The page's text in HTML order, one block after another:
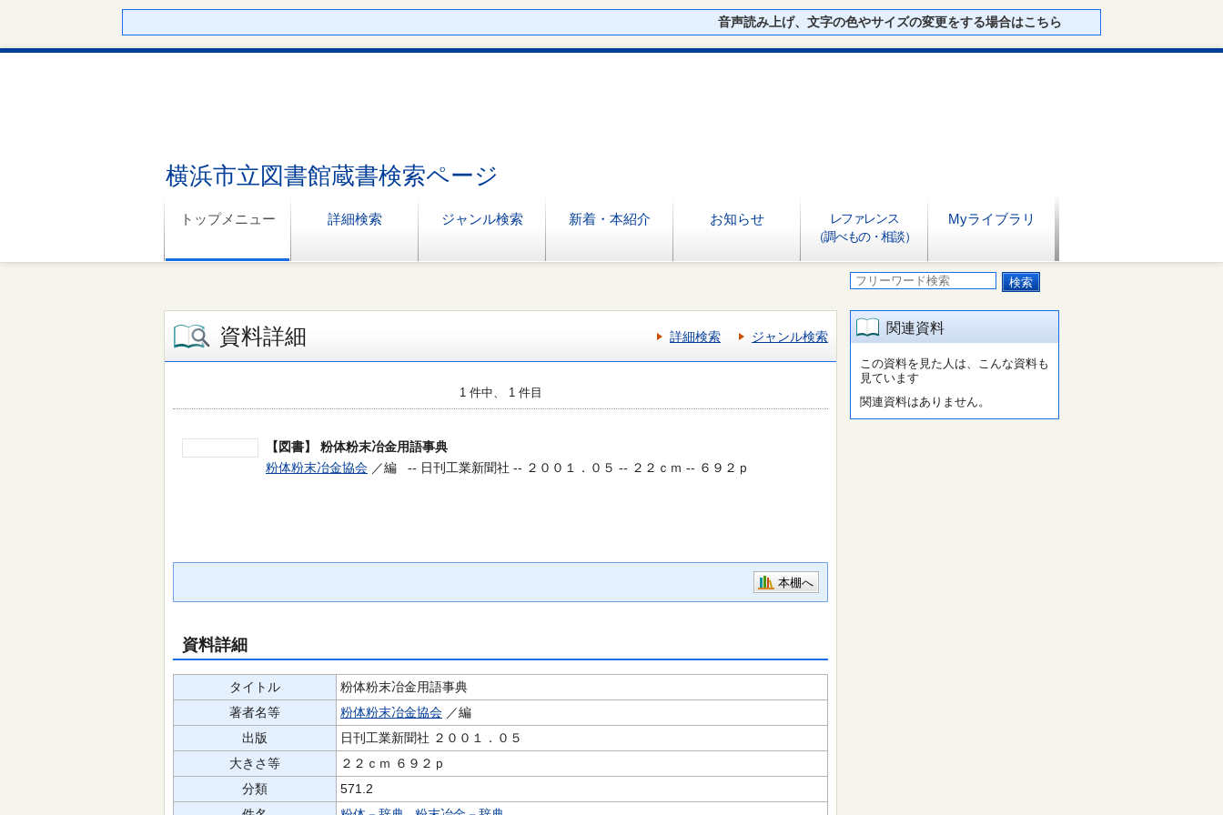
音声読み上げ、文字の色やサイズの変更をする場合はこちら
横浜市立図書館蔵書検索ページ
トップメニュー 詳細検索 ジャンル検索 新着・本紹介 お知らせ
レファレンス
（調べもの・相談）
Myライブラリ
資料詳細 詳細検索 ジャンル検索
1 件中、 1 件目
【図書】
粉体粉末冶金用語事典
粉体粉末冶金協会 ／編 -- 日刊工業新聞社 -- ２００１．０５ -- ２２ｃｍ -- ６９２ｐ
本棚へ
資料詳細
タイトル
粉体粉末冶金用語事典
著者名等
粉体粉末冶金協会 ／編
出版
日刊工業新聞社 ２００１．０５
大きさ等
２２ｃｍ ６９２ｐ
分類
571.2
関連資料
この資料を見た人は、こんな資料も
見ています
関連資料はありません。